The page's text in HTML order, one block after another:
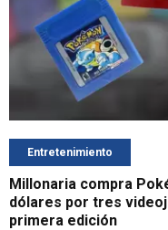
Entretenimiento
Millonaria compra
dólares por tres
primera edición